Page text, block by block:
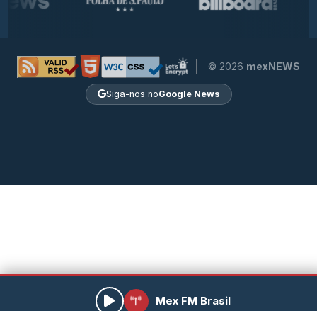
© 2026 mexNEWS
Siga-nos noGoogle News
Mex FM Brasil